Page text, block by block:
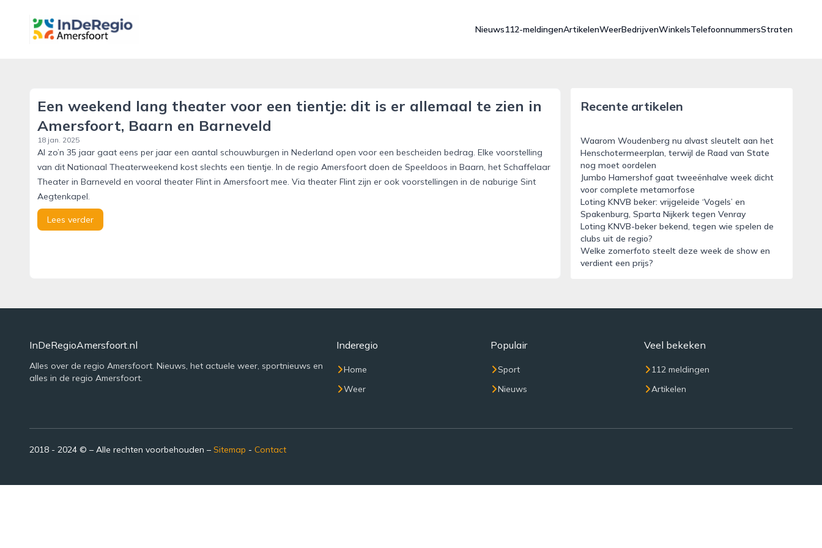
inderegioamersfoort.nl
Nieuws112-meldingenArtikelenWeerBedrijvenWinkelsTelefoonnummersStraten
Een weekend lang theater voor een tientje: dit is er allemaal te zien in
Amersfoort, Baarn en Barneveld
18 jan. 2025
Al zo’n 35 jaar gaat eens per jaar een aantal schouwburgen in Nederland open voor een bescheiden bedrag. Elke voorstelling
van dit Nationaal Theaterweekend kost slechts een tientje. In de regio Amersfoort doen de Speeldoos in Baarn, het Schaffelaar
Theater in Barneveld en vooral theater Flint in Amersfoort mee. Via theater Flint zijn er ook voorstellingen in de naburige Sint
Aegtenkapel.
Lees verder
Recente artikelen
Waarom Woudenberg nu alvast sleutelt aan het
Henschotermeerplan, terwijl de Raad van State
nog moet oordelen
Jumbo Hamershof gaat tweeënhalve week dicht
voor complete metamorfose
Loting KNVB beker: vrijgeleide ‘Vogels’ en
Spakenburg, Sparta Nijkerk tegen Venray
Loting KNVB-beker bekend, tegen wie spelen de
clubs uit de regio?
Welke zomerfoto steelt deze week de show en
verdient een prijs?
InDeRegioAmersfoort.nl
Alles over de regio Amersfoort. Nieuws, het actuele weer, sportnieuws en
alles in de regio Amersfoort.
Inderegio
Home
Weer
Populair
Sport
Nieuws
Veel bekeken
112 meldingen
Artikelen
2018 - 2024 © – Alle rechten voorbehouden – Sitemap - Contact